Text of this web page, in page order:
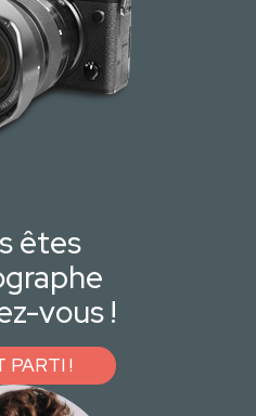
êtes
vous !
PARTI !